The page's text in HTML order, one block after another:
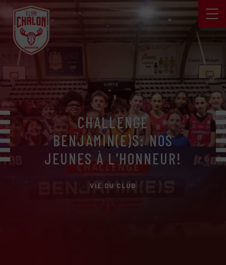
CHALLENGE
BENJAMIN(E)S: NOS
JEUNES À L’HONNEUR!
VIE DU CLUB